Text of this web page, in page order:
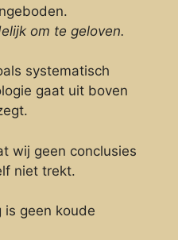
om te geloven.
systematisch
gaat uit boven
wij geen conclusies
niet trekt.
is geen koude